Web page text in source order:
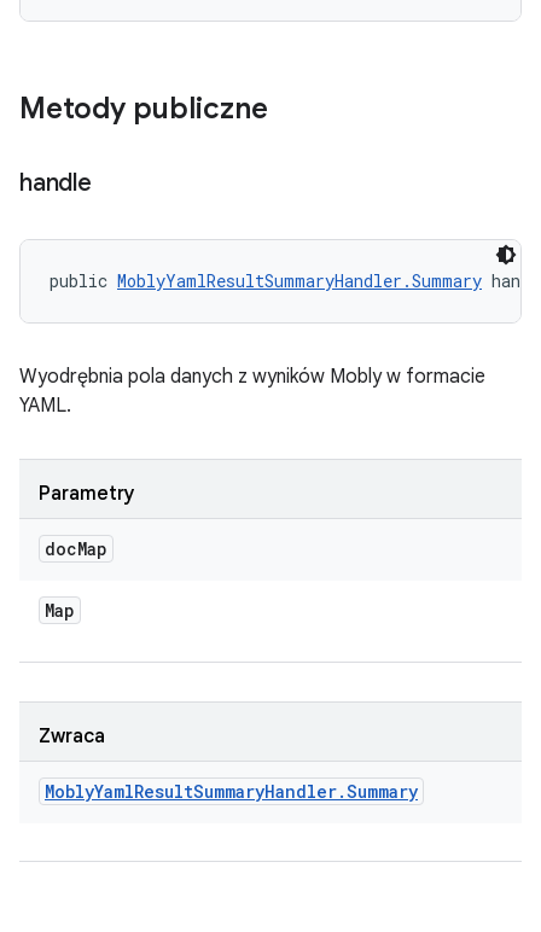
Metody publiczne
handle
public MoblyYamlResultSummaryHandler.Summary
Wyodrębnia pola danych z wyników Mobly w formacie
YAML.
Parametry
docMap
Map
Zwraca
MoblyYamlResultSummaryHandler.Summary